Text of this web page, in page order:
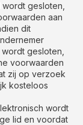
gesloten,
aan
dit
gesloten,
voorwaarden
zij op verzoek
kosteloos
wordt
lid en voordat